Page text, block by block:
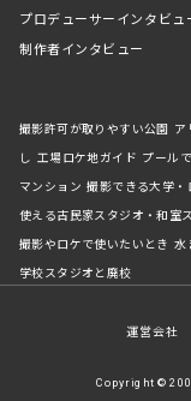
プロデューサーインタビュ
制作者インタビュー
撮影許可が取りやすい公園 ア
し 工場ロケ地ガイド プール
マンション 撮影できる大学・
使える古民家スタジオ・和室
撮影やロケで使いたいとき 水
学校スタジオと廃校
運営会社
Copyright ©